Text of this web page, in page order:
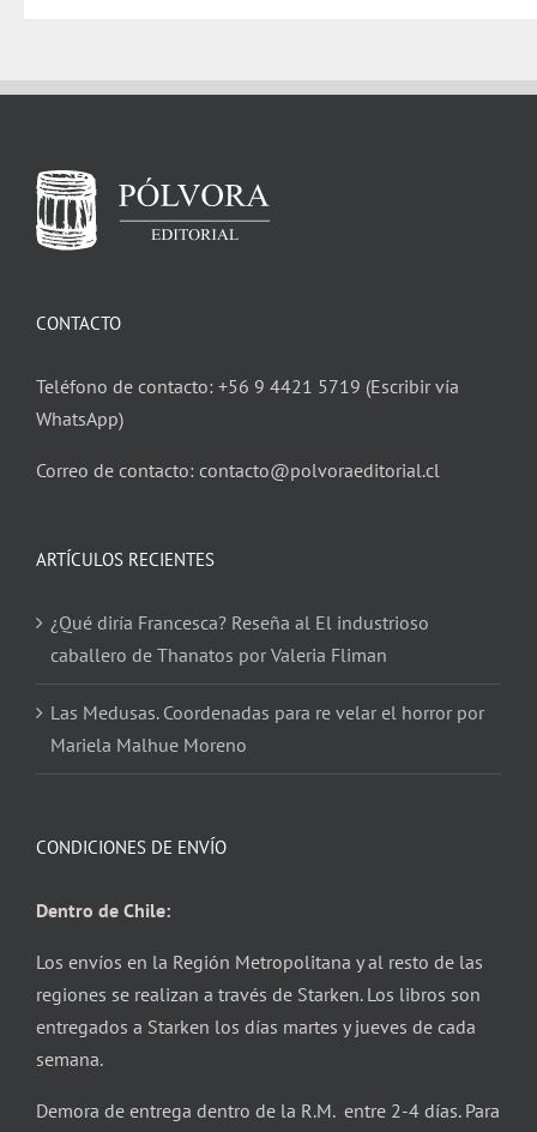
CONTACTO
Teléfono de contacto: +56 9 4421 5719 (Escribir vía
WhatsApp)
Correo de contacto: contacto@polvoraeditorial.cl
ARTÍCULOS RECIENTES
¿Qué diría Francesca? Reseña al El industrioso
caballero de Thanatos por Valeria Fliman
Las Medusas. Coordenadas para re velar el horror por
Mariela Malhue Moreno
CONDICIONES DE ENVÍO
Dentro de Chile:
Los envíos en la Región Metropolitana y al resto de las
regiones se realizan a través de Starken. Los libros son
entregados a Starken los días martes y jueves de cada
semana.
Demora de entrega dentro de la R.M. entre 2-4 días. Para